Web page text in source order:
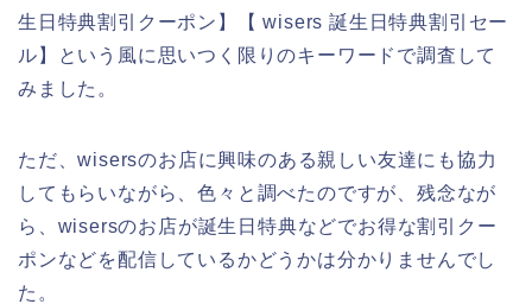
生日特典割引クーポン】【 wisers 誕生日特典割引セー
ル】という風に思いつく限りのキーワードで調査して
みました。
ただ、wisersのお店に興味のある親しい友達にも協力
してもらいながら、色々と調べたのですが、残念なが
ら、wisersのお店が誕生日特典などでお得な割引クー
ポンなどを配信しているかどうかは分かりませんでし
た。